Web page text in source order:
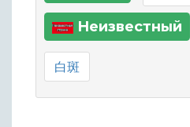
Неизвестный
白斑